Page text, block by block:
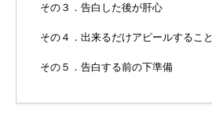
その３．告白した後が肝心
その４．出来るだけアピールすること
その５．告白する前の下準備